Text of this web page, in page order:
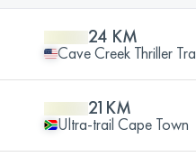
24 KM
Cave Creek Thriller
21KM
Ultra-trail Cape Town